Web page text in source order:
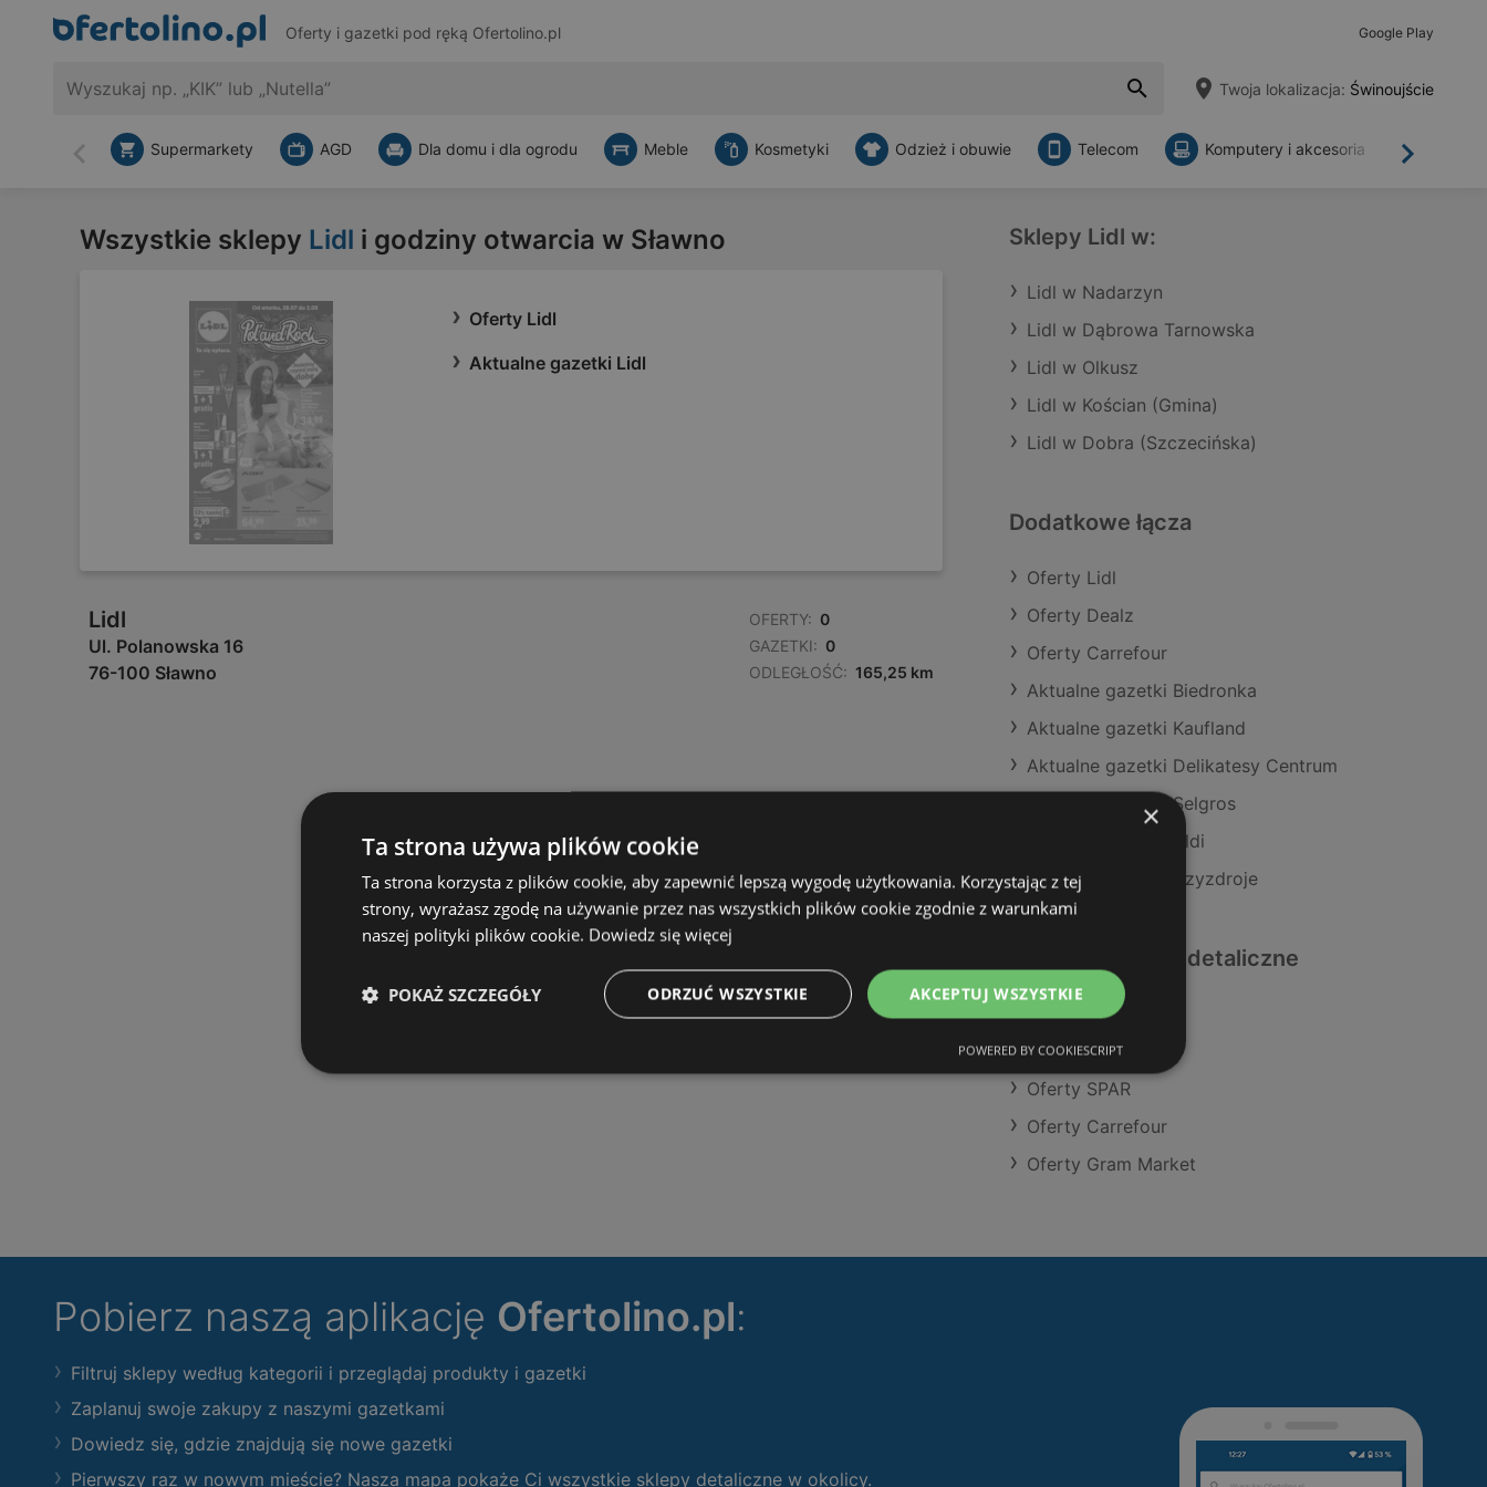
Oferty i gazetki pod ręką Ofertolino.pl Google Play
Twoja lokalizacja: Świnoujście
Wstecz Dalej
Supermarkety AGD Dla domu i dla ogrodu Meble Kosmetyki Odzież i obuwie Telecom Komputery i akcesoria
Wszystkie sklepy Lidl i godziny otwarcia w Sławno
Oferty Lidl
Aktualne gazetki Lidl
Lidl
Ul. Polanowska 16
76-100 Sławno
OFERTY: 0
GAZETKI: 0
ODLEGŁOŚĆ: 165,25 km
Sklepy Lidl w:
Lidl w Nadarzyn
Lidl w Dąbrowa Tarnowska
Lidl w Olkusz
Lidl w Kościan (Gmina)
Lidl w Dobra (Szczecińska)
Dodatkowe łącza
Oferty Lidl
Oferty Dealz
Oferty Carrefour
Aktualne gazetki Biedronka
Aktualne gazetki Kaufland
Aktualne gazetki Delikatesy Centrum
Aktualne gazetki Selgros
Aktualne gazetki Aldi
Sklepy Lidl w Międzyzdroje
Podobne sklepy detaliczne
Oferty Action
Oferty Makro
Oferty SPAR
Oferty Carrefour
Oferty Gram Market
Pobierz naszą aplikację Ofertolino.pl:
Filtruj sklepy według kategorii i przeglądaj produkty i gazetki
Zaplanuj swoje zakupy z naszymi gazetkami
Dowiedz się, gdzie znajdują się nowe gazetki
Pierwszy raz w nowym mieście? Nasza mapa pokaże Ci wszystkie sklepy detaliczne w okolicy.
×
Ta strona używa plików cookie
Ta strona korzysta z plików cookie, aby zapewnić lepszą wygodę użytkowania. Korzystając z tej
strony, wyrażasz zgodę na używanie przez nas wszystkich plików cookie zgodnie z warunkami
naszej polityki plików cookie. Dowiedz się więcej
AKCEPTUJ WSZYSTKIE
ODRZUĆ WSZYSTKIE
POKAŻ SZCZEGÓŁY
POWERED BY COOKIESCRIPT